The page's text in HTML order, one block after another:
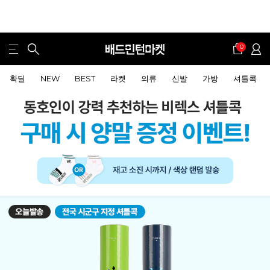
0
확딜 NEW BEST 라켓 의류 신발 가방 셔틀콕